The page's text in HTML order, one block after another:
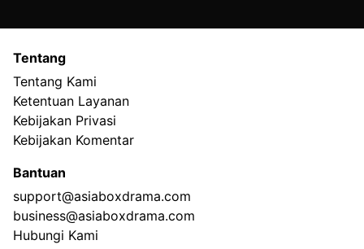
Tentang
Tentang Kami
Ketentuan Layanan
Kebijakan Privasi
Kebijakan Komentar
Bantuan
support@asiaboxdrama.com
business@asiaboxdrama.com
Hubungi Kami